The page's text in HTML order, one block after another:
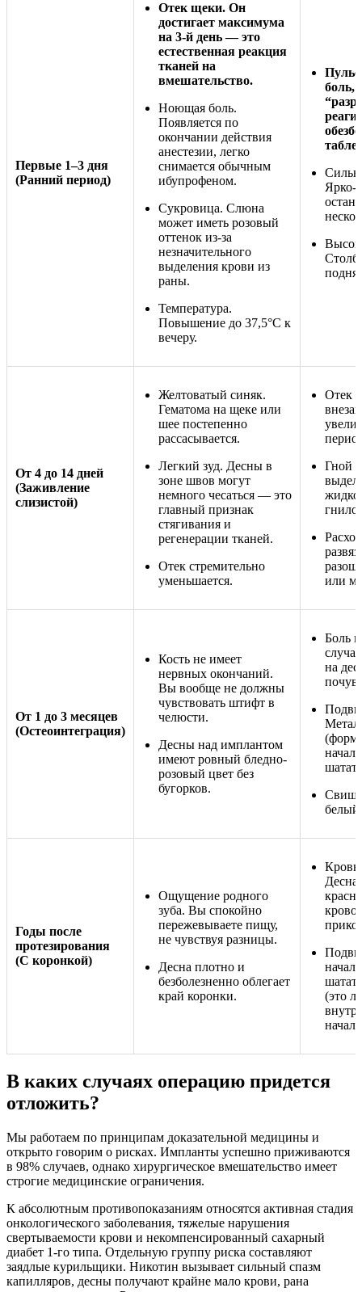
Первые 1–3 дня
(Ранний период)
Отек щеки. Он
достигает максимума
на 3-й день — это
естественная реакция
тканей на
вмешательство.
Ноющая боль.
Появляется по
окончании действия
анестезии, легко
снимается обычным
ибупрофеном.
Сукровица. Слюна
может иметь розовый
оттенок из-за
незначительного
выделения крови из
раны.
Температура.
Повышение до 37,5°C к
вечеру.
боль,
Ярко-
От 4 до 14 дней
(Заживление
слизистой)
Желтоватый синяк.
Гематома на щеке или
шее постепенно
рассасывается.
Легкий зуд. Десны в
зоне швов могут
немного чесаться — это
главный признак
стягивания и
регенерации тканей.
Отек стремительно
уменьшается.
Отек
Гной
или
От 1 до 3 месяцев
(Остеоинтеграция)
Кость не имеет
нервных окончаний.
Вы вообще не должны
чувствовать штифт в
челюсти.
Десны над имплантом
имеют ровный бледно-
розовый цвет без
бугорков.
Боль
на
начал
Свищ.
белый
Годы после
протезирования
(С коронкой)
Ощущение родного
зуба. Вы спокойно
пережевываете пищу,
не чувствуя разницы.
Десна плотно и
безболезненно облегает
край коронки.
Кровь
Десна
(это
В каких случаях операцию придется
отложить?
Мы работаем по принципам доказательной медицины и
открыто говорим о рисках. Импланты успешно приживаются
в 98% случаев, однако хирургическое вмешательство имеет
строгие медицинские ограничения.
К абсолютным противопоказаниям относятся активная стадия
онкологического заболевания, тяжелые нарушения
свертываемости крови и некомпенсированный сахарный
диабет 1-го типа. Отдельную группу риска составляют
заядлые курильщики. Никотин вызывает сильный спазм
капилляров, десны получают крайне мало крови, рана